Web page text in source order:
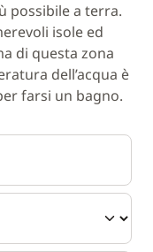
possibile a terra.
isole ed
di questa zona
dell’acqua è
farsi un bagno.